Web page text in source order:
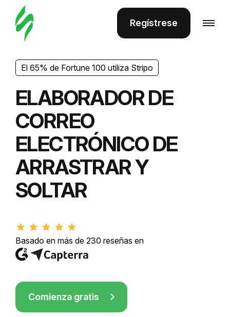
Regístrese
El 65% de Fortune 100 utiliza Stripo
ELABORADOR DE
CORREO
ELECTRÓNICO DE
ARRASTRAR Y
SOLTAR
Comienza gratis
Basado en más de 230 reseñas en